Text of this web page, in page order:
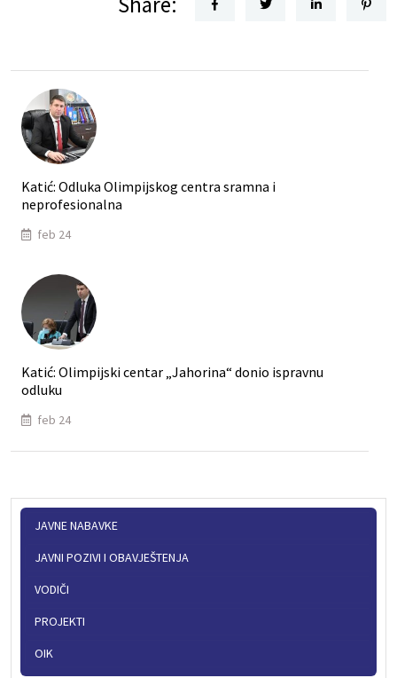
Katić: Odluka Olimpijskog centra sramna i
neprofesionalna
feb 24
Katić: Olimpijski centar „Jahorina“ donio ispravnu
odluku
feb 24
JAVNE NABAVKE
JAVNI POZIVI I OBAVJEŠTENJA
VODIČI
PROJEKTI
OIK